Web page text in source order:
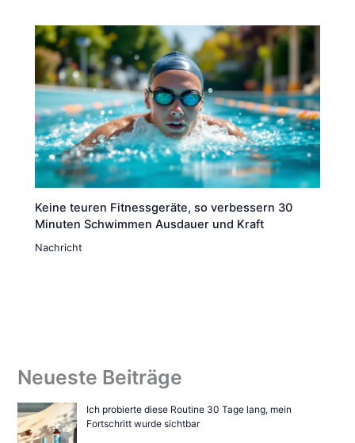
Keine teuren Fitnessgeräte, so verbessern 30
Minuten Schwimmen Ausdauer und Kraft
Nachricht
Neueste Beiträge
Ich probierte diese Routine 30 Tage lang, mein
Fortschritt wurde sichtbar